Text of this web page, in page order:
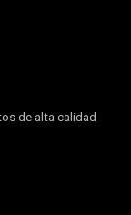
de alta calidad